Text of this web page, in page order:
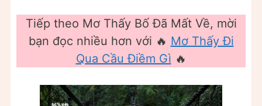
Tiếp theo Mơ Thấy Bố Đã Mất Về, mời
bạn đọc nhiều hơn với 🔥 Mơ Thấy Đi
Qua Cầu Điềm Gì 🔥